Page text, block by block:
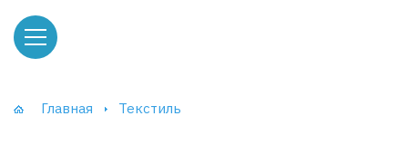
Главная Текстиль
и тумбы